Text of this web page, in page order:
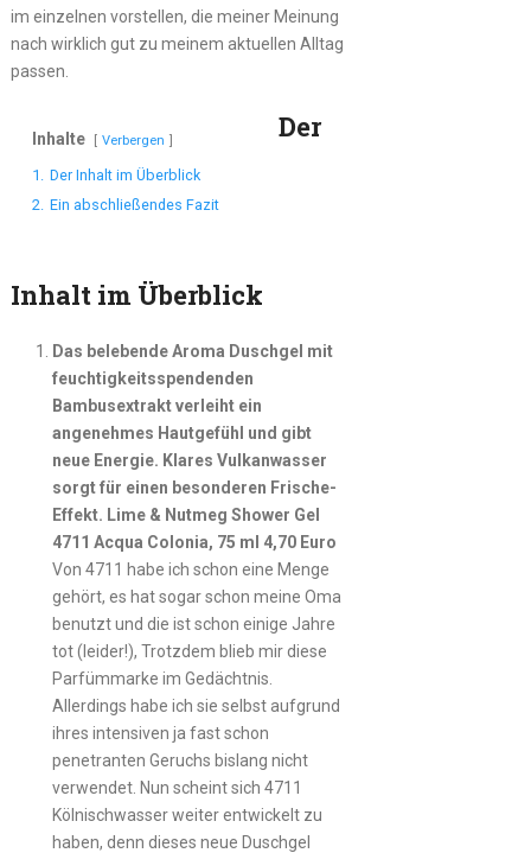
im einzelnen vorstellen, die meiner Meinung
nach wirklich gut zu meinem aktuellen Alltag
passen.
Inhalte Verbergen
1. Der Inhalt im Überblick
2. Ein abschließendes Fazit
Der
Inhalt im Überblick
Das belebende Aroma Duschgel mit
feuchtigkeitsspendenden
Bambusextrakt verleiht ein
angenehmes Hautgefühl und gibt
neue Energie. Klares Vulkanwasser
sorgt für einen besonderen Frische-
Effekt. Lime & Nutmeg Shower Gel
4711 Acqua Colonia, 75 ml 4,70 Euro
Von 4711 habe ich schon eine Menge
gehört, es hat sogar schon meine Oma
benutzt und die ist schon einige Jahre
tot (leider!), Trotzdem blieb mir diese
Parfümmarke im Gedächtnis.
Allerdings habe ich sie selbst aufgrund
ihres intensiven ja fast schon
penetranten Geruchs bislang nicht
verwendet. Nun scheint sich 4711
Kölnischwasser weiter entwickelt zu
haben, denn dieses neue Duschgel